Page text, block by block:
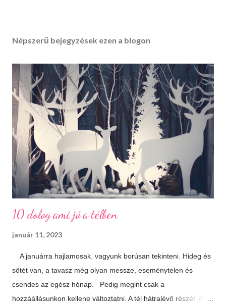
Népszerű bejegyzések ezen a blogon
10 dolog ami jó a télben
január 11, 2023
A januárra hajlamosak. vagyunk borúsan tekinteni. Hideg és
sötét van, a tavasz még olyan messze, eseménytelen és
csendes az egész hónap. Pedig megint csak a
hozzáállásunkon kellene változtatni. A tél hátralévő részét jól is